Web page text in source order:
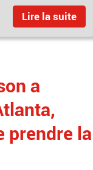
Lire la suite
a
prendre la